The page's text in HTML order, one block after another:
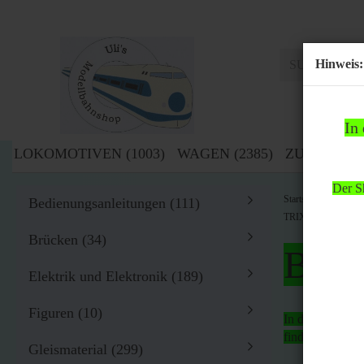
Hinweis:
In
Der
LOKOMOTIVEN (1003) WAGEN (2385) ZUBEHÖR
Startseite »
TRIX EXPRESS
Bitte
In der Zeit
findet
Bedienungsanleitungen (111)
Brücken (34)
Elektrik und Elektronik (189)
Figuren (10)
Gleismaterial (299)